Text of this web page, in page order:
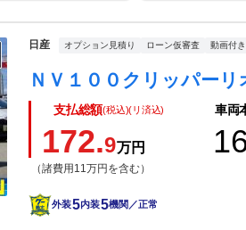
日産 オプション見積り ローン仮審査 動画付き
支払総額(税込)(リ済込)
172.9万円
（諸費用11万円を含む）
車両
外装5内装5機関／正常